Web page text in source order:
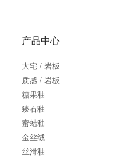
产品中心
大宅 / 岩板
质感 / 岩板
糖果釉
臻石釉
蜜蜡釉
金丝绒
丝滑釉